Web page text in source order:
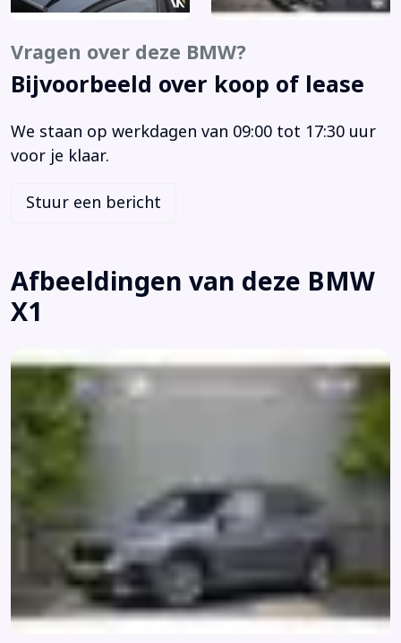
Afdaal assistent
Airbag(s) hoofd voor
Airbag(s) side voor
Airbag passagier
Airco automatisch
Alarmsysteem klasse 3 (VbV/SCM) (302)
Anti doorSlip Regeling
Armsteun achter
Audio installatie premium
Audio Media Pack
Automatische 2-zone airconditioning (534)
Bandenspanningscontrolesysteem
Bestuurdersstoel in hoogte verstelbaar
Binnenspiegel automatisch dimmend
Bluetooth
Boordcomputer
Bots waarschuwing systeem
Brake Assist System
Vragen over deze BMW?
Bijvoorbeeld over koop of lease
We staan op werkdagen van 09:00 tot 17:30 uur
voor je klaar.
Stuur een bericht
Afbeeldingen van deze BMW
X1